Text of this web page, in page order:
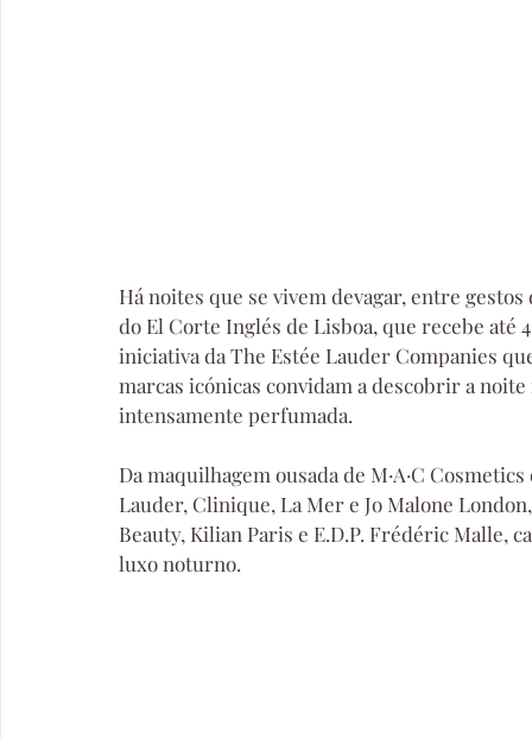
Há noites que se vivem devagar, entre
do El Corte Inglés de Lisboa, que recebe até
iniciativa da The Estée Lauder Companies
marcas icónicas convidam a descobrir a
intensamente perfumada.
Da maquilhagem ousada de M·A·C
Lauder, Clinique, La Mer e Jo Malone
Beauty, Kilian Paris e E.D.P. Frédéric Malle,
luxo noturno.